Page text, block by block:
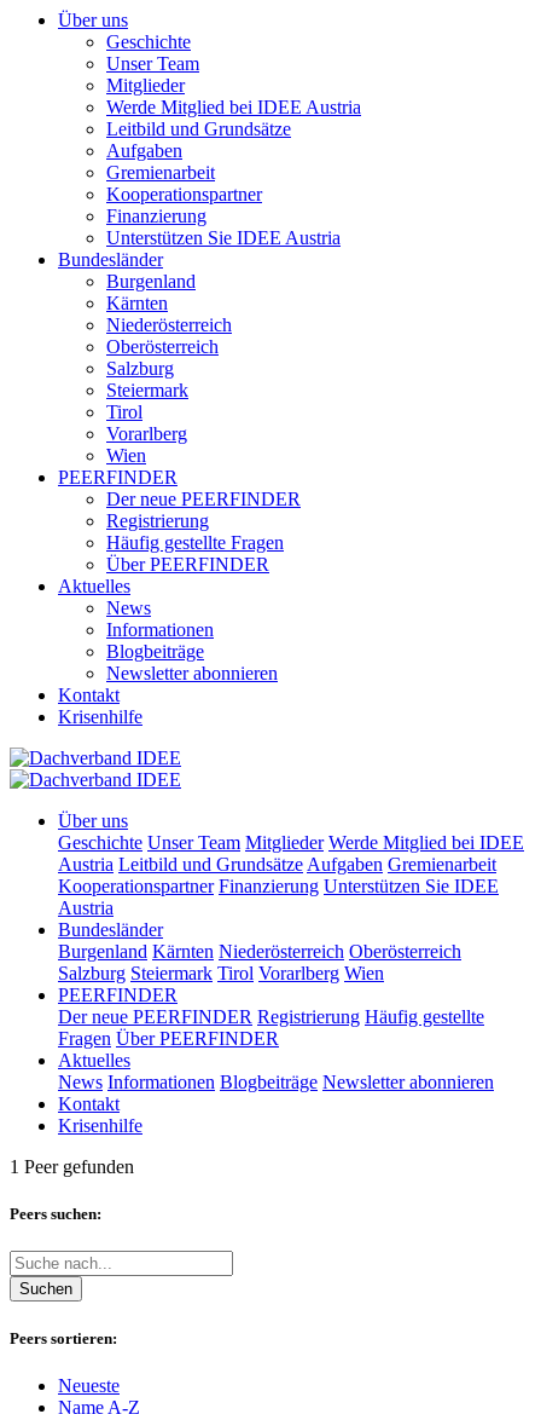
Über uns
Geschichte
Unser Team
Mitglieder
Werde Mitglied bei IDEE Austria
Leitbild und Grundsätze
Aufgaben
Gremienarbeit
Kooperationspartner
Finanzierung
Unterstützen Sie IDEE Austria
Bundesländer
Burgenland
Kärnten
Niederösterreich
Oberösterreich
Salzburg
Steiermark
Tirol
Vorarlberg
Wien
PEERFINDER
Der neue PEERFINDER
Registrierung
Häufig gestellte Fragen
Über PEERFINDER
Aktuelles
News
Informationen
Blogbeiträge
Newsletter abonnieren
Kontakt
Krisenhilfe
Über uns
Geschichte Unser Team Mitglieder Werde Mitglied bei IDEE
Austria Leitbild und Grundsätze Aufgaben Gremienarbeit
Kooperationspartner Finanzierung Unterstützen Sie IDEE
Austria
Bundesländer
Burgenland Kärnten Niederösterreich Oberösterreich
Salzburg Steiermark Tirol Vorarlberg Wien
PEERFINDER
Der neue PEERFINDER Registrierung Häufig gestellte
Fragen Über PEERFINDER
Aktuelles
News Informationen Blogbeiträge Newsletter abonnieren
Kontakt
Krisenhilfe
1 Peer gefunden
Peers suchen:
Suchen
Peers sortieren:
Neueste
Name A-Z